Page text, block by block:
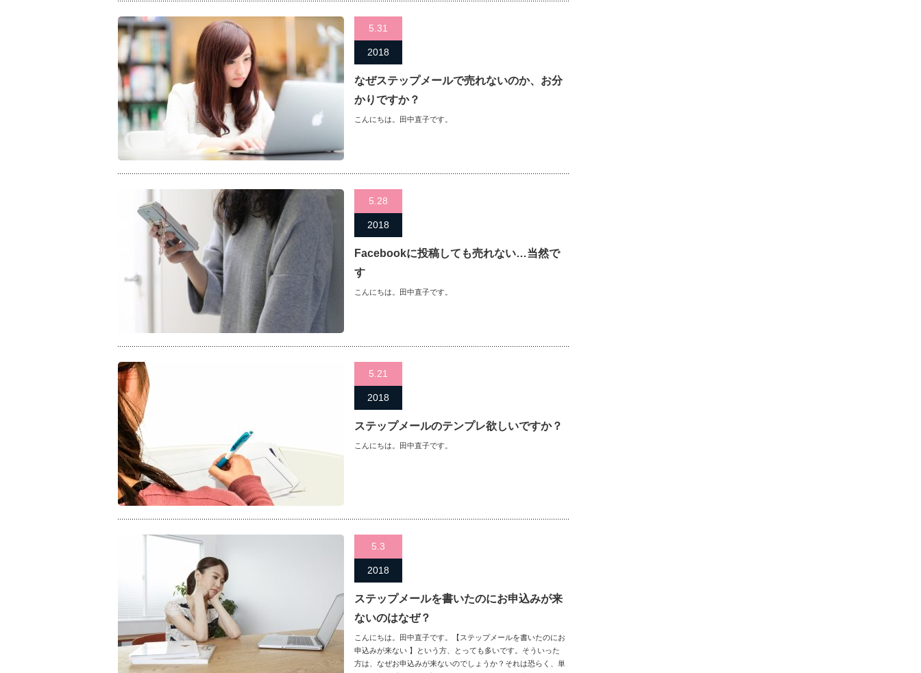
5.31
2018
なぜステップメールで売れないのか、お分
かりですか？
こんにちは。田中直子です。
5.28
2018
Facebookに投稿しても売れない…当然で
す
こんにちは。田中直子です。
5.21
2018
ステップメールのテンプレ欲しいですか？
こんにちは。田中直子です。
5.3
2018
ステップメールを書いたのにお申込みが来
ないのはなぜ？
こんにちは。田中直子です。【ステップメールを書いたのにお
申込みが来ない 】という方、とっても多いです。そういった
方は、なぜお申込みが来ないのでしょうか？それは恐らく、単